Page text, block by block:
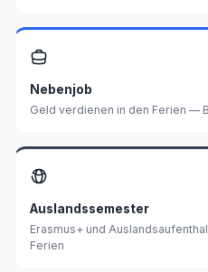
Nebenjob
Geld verdienen in den Ferien —
Auslandssemester
Erasmus+ und
Ferien